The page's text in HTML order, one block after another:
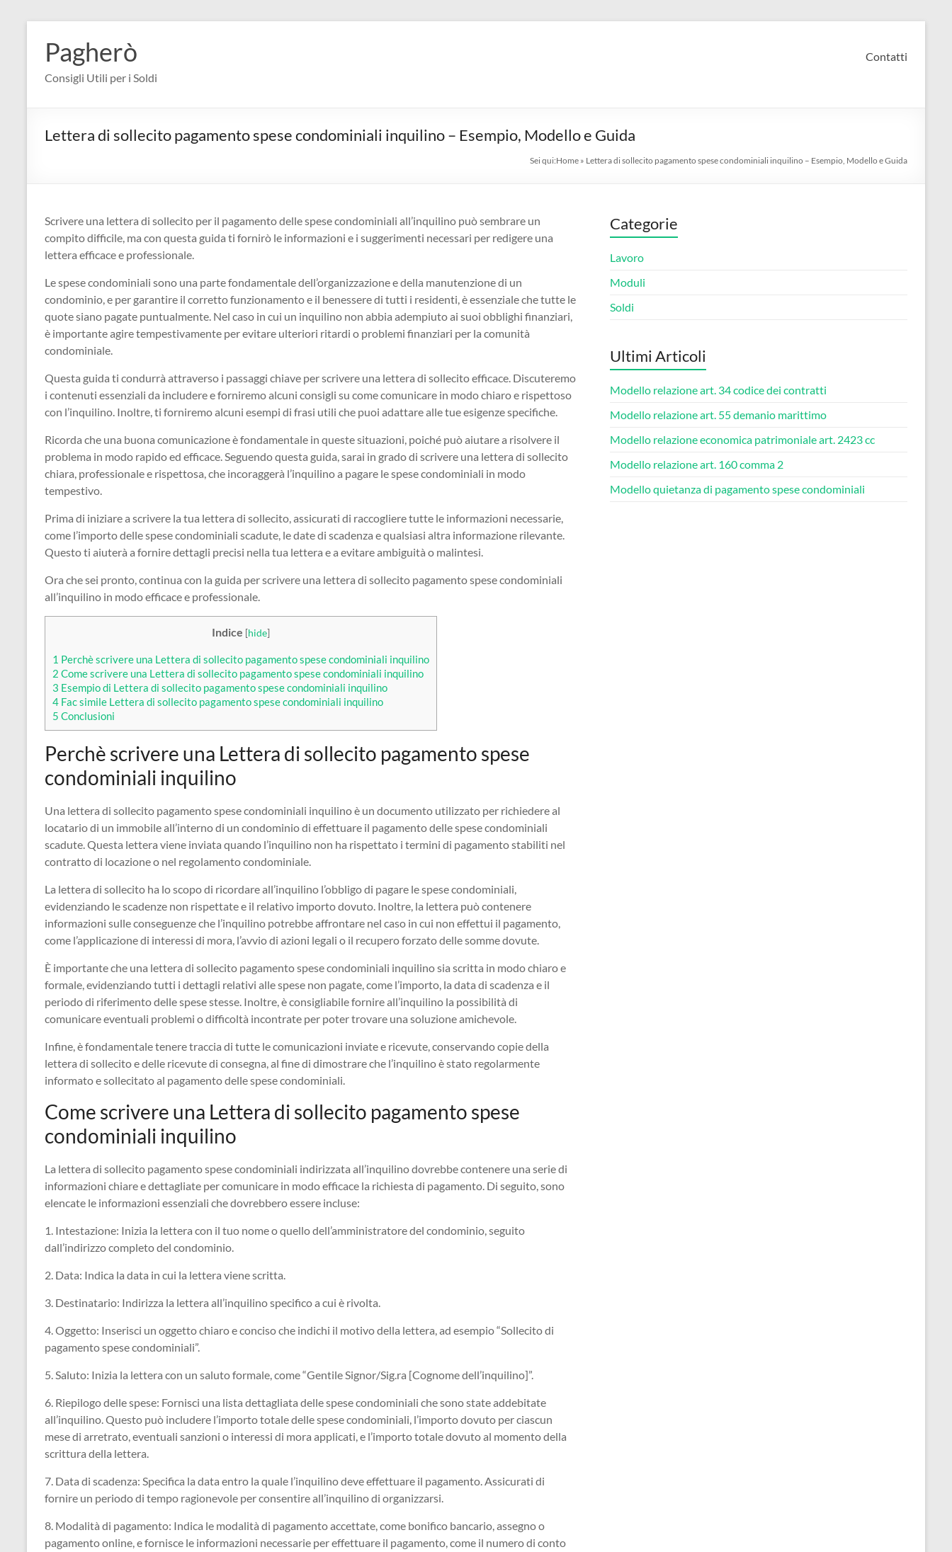
contenuto
Pagherò
Consigli Utili per i Soldi
Contatti
Lettera di sollecito pagamento spese condominiali inquilino – Esempio, Modello e Guida
Sei qui:Home » Lettera di sollecito pagamento spese condominiali inquilino – Esempio, Modello e Guida
Scrivere una lettera di sollecito per il pagamento delle spese condominiali all’inquilino può sembrare un
compito difficile, ma con questa guida ti fornirò le informazioni e i suggerimenti necessari per redigere una
lettera efficace e professionale.
Le spese condominiali sono una parte fondamentale dell’organizzazione e della manutenzione di un
condominio, e per garantire il corretto funzionamento e il benessere di tutti i residenti, è essenziale che tutte le
quote siano pagate puntualmente. Nel caso in cui un inquilino non abbia adempiuto ai suoi obblighi finanziari,
è importante agire tempestivamente per evitare ulteriori ritardi o problemi finanziari per la comunità
condominiale.
Questa guida ti condurrà attraverso i passaggi chiave per scrivere una lettera di sollecito efficace. Discuteremo
i contenuti essenziali da includere e forniremo alcuni consigli su come comunicare in modo chiaro e rispettoso
con l’inquilino. Inoltre, ti forniremo alcuni esempi di frasi utili che puoi adattare alle tue esigenze specifiche.
Ricorda che una buona comunicazione è fondamentale in queste situazioni, poiché può aiutare a risolvere il
problema in modo rapido ed efficace. Seguendo questa guida, sarai in grado di scrivere una lettera di sollecito
chiara, professionale e rispettosa, che incoraggerà l’inquilino a pagare le spese condominiali in modo
tempestivo.
Prima di iniziare a scrivere la tua lettera di sollecito, assicurati di raccogliere tutte le informazioni necessarie,
come l’importo delle spese condominiali scadute, le date di scadenza e qualsiasi altra informazione rilevante.
Questo ti aiuterà a fornire dettagli precisi nella tua lettera e a evitare ambiguità o malintesi.
Ora che sei pronto, continua con la guida per scrivere una lettera di sollecito pagamento spese condominiali
all’inquilino in modo efficace e professionale.
Indice [hide]
1 Perchè scrivere una Lettera di sollecito pagamento spese condominiali inquilino
2 Come scrivere una Lettera di sollecito pagamento spese condominiali inquilino
3 Esempio di Lettera di sollecito pagamento spese condominiali inquilino
4 Fac simile Lettera di sollecito pagamento spese condominiali inquilino
5 Conclusioni
Perchè scrivere una Lettera di sollecito pagamento spese
condominiali inquilino
Una lettera di sollecito pagamento spese condominiali inquilino è un documento utilizzato per richiedere al
locatario di un immobile all’interno di un condominio di effettuare il pagamento delle spese condominiali
scadute. Questa lettera viene inviata quando l’inquilino non ha rispettato i termini di pagamento stabiliti nel
contratto di locazione o nel regolamento condominiale.
La lettera di sollecito ha lo scopo di ricordare all’inquilino l’obbligo di pagare le spese condominiali,
evidenziando le scadenze non rispettate e il relativo importo dovuto. Inoltre, la lettera può contenere
informazioni sulle conseguenze che l’inquilino potrebbe affrontare nel caso in cui non effettui il pagamento,
come l’applicazione di interessi di mora, l’avvio di azioni legali o il recupero forzato delle somme dovute.
È importante che una lettera di sollecito pagamento spese condominiali inquilino sia scritta in modo chiaro e
formale, evidenziando tutti i dettagli relativi alle spese non pagate, come l’importo, la data di scadenza e il
periodo di riferimento delle spese stesse. Inoltre, è consigliabile fornire all’inquilino la possibilità di
comunicare eventuali problemi o difficoltà incontrate per poter trovare una soluzione amichevole.
Infine, è fondamentale tenere traccia di tutte le comunicazioni inviate e ricevute, conservando copie della
lettera di sollecito e delle ricevute di consegna, al fine di dimostrare che l’inquilino è stato regolarmente
informato e sollecitato al pagamento delle spese condominiali.
Come scrivere una Lettera di sollecito pagamento spese
condominiali inquilino
La lettera di sollecito pagamento spese condominiali indirizzata all’inquilino dovrebbe contenere una serie di
informazioni chiare e dettagliate per comunicare in modo efficace la richiesta di pagamento. Di seguito, sono
elencate le informazioni essenziali che dovrebbero essere incluse:
1. Intestazione: Inizia la lettera con il tuo nome o quello dell’amministratore del condominio, seguito
dall’indirizzo completo del condominio.
2. Data: Indica la data in cui la lettera viene scritta.
3. Destinatario: Indirizza la lettera all’inquilino specifico a cui è rivolta.
4. Oggetto: Inserisci un oggetto chiaro e conciso che indichi il motivo della lettera, ad esempio “Sollecito di
pagamento spese condominiali”.
5. Saluto: Inizia la lettera con un saluto formale, come “Gentile Signor/Sig.ra [Cognome dell’inquilino]”.
6. Riepilogo delle spese: Fornisci una lista dettagliata delle spese condominiali che sono state addebitate
all’inquilino. Questo può includere l’importo totale delle spese condominiali, l’importo dovuto per ciascun
mese di arretrato, eventuali sanzioni o interessi di mora applicati, e l’importo totale dovuto al momento della
scrittura della lettera.
7. Data di scadenza: Specifica la data entro la quale l’inquilino deve effettuare il pagamento. Assicurati di
fornire un periodo di tempo ragionevole per consentire all’inquilino di organizzarsi.
8. Modalità di pagamento: Indica le modalità di pagamento accettate, come bonifico bancario, assegno o
pagamento online, e fornisce le informazioni necessarie per effettuare il pagamento, come il numero di conto
Categorie
Lavoro
Moduli
Soldi
Ultimi Articoli
Modello relazione art. 34 codice dei contratti​
Modello relazione art. 55 demanio marittimo​
Modello relazione economica patrimoniale art. 2423 cc​
Modello relazione art. 160 comma 2​
Modello quietanza di pagamento spese condominiali​